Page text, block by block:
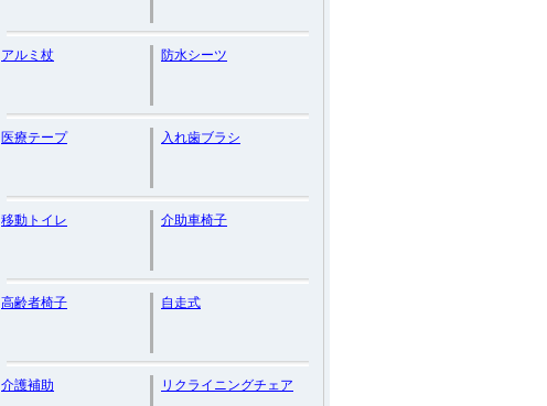
アルミ杖 防水シーツ
医療テープ 入れ歯ブラシ
移動トイレ 介助車椅子
高齢者椅子 自走式
介護補助 リクライニングチェア